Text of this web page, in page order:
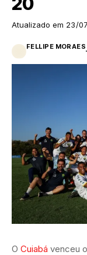
Atualizado em 23/
FELLIPE MORAES
O Cuiabá venceu